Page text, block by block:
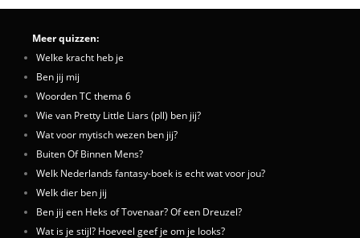
Meer quizzen:
Welke kracht heb je
Ben jij mij
Woorden TC thema 6
Wie van Pretty Little Liars (pll) ben jij?
Wat voor mytisch wezen ben jij?
Buiten Of Binnen Mens?
Welk Nederlands fantasy-boek is echt wat voor jou?
Welk dier ben jij
Ben jij een Heks of Tovenaar? Of een Dreuzel?
Wat is je stijl? Hoeveel geef je om je looks?